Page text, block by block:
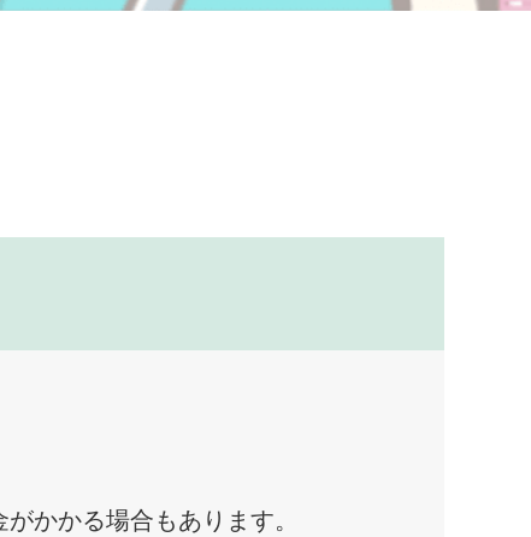
かかる場合もあります。